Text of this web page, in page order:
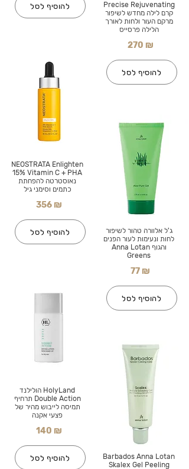
להוסיף לסל
NEOSTRATA Enlighten
15% Vitamin C + PHA
נאוסטרטה להפחתת
כתמים וסימני גיל
356 ₪
להוסיף לסל
HolyLand הולילנד
Double Action תרחיף
תמיסה לייבוש מהיר של
פצעי אקנה
140 ₪
להוסיף לסל
Precise Rejuvenating
קרם לילה מחדש לשיפור
מרקם העור ולחות לאורך
הלילה פרסייס
270 ₪
להוסיף לסל
ג'ל אלוורה טהור לשיפור
לחות ונעימות לעור הפנים
והגוף Anna Lotan
Greens
77 ₪
להוסיף לסל
Barbados Anna Lotan
Skalex Gel Peeling